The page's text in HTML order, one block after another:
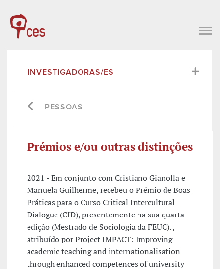
INVESTIGADORAS/ES
PESSOAS
Prémios e/ou outras distinções
2021 - Em conjunto com Cristiano Gianolla e
Manuela Guilherme, recebeu o Prémio de Boas
Práticas para o Curso Critical Intercultural
Dialogue (CID), presentemente na sua quarta
edição (Mestrado de Sociologia da FEUC). ,
atribuído por Project IMPACT: Improving
academic teaching and internationalisation
through enhanced competences of university